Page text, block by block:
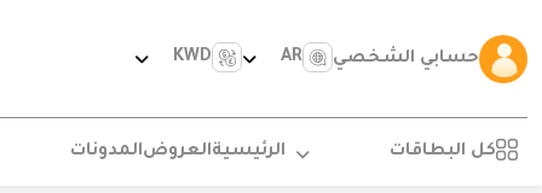
حسابي الشخصي AR
KWD
كل البطاقات الرئيسيةالعروضالمدونات